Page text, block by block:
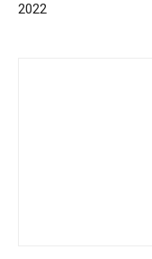
2022